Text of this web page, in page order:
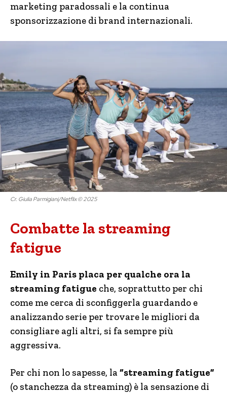
marketing paradossali e la continua
sponsorizzazione di brand internazionali.
Cr. Giulia Parmigiani/Netflix © 2025
Combatte la streaming
fatigue
Emily in Paris placa per qualche ora la
streaming fatigue che, soprattutto per chi
come me cerca di sconfiggerla guardando e
analizzando serie per trovare le migliori da
consigliare agli altri, si fa sempre più
aggressiva.
Per chi non lo sapesse, la“streaming fatigue”
(o stanchezza da streaming) è la sensazione di